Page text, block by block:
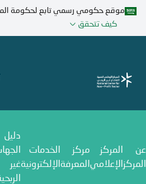
تجاوز
المحتوى
موقع حكومي رسمي تابع لحكومة
كيف تتحقق
عن
المركز
المركز
الإعلامي
مركز
المعرفة
الخدمات
الإلكترونية
دليل
غير